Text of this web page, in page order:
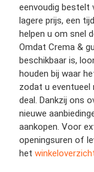
eenvoudig bestelt
lagere prijs, een
helpen u om snel
Omdat Crema &
beschikbaar is,
houden bij waar
zodat u eventueel
deal. Dankzij ons
nieuwe
aankopen. Voor
openingsuren of
het